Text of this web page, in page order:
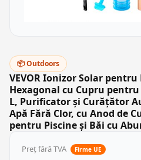
📦 Outdoors
VEVOR Ionizor Solar
Hexagonal cu Cupru pentru
L, Purificator și Curățător
Apă Fără Clor, cu Anod de
pentru Piscine și Băi cu
Preț fără TVA Firme UE